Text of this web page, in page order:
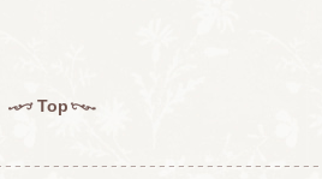
Top